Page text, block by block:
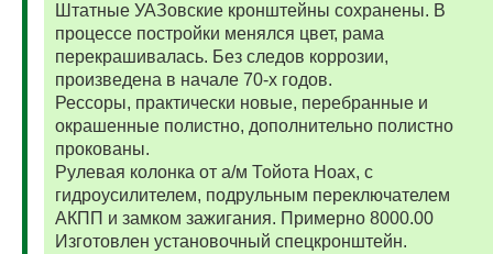
Штатные УАЗовские кронштейны сохранены. В
процессе постройки менялся цвет, рама
перекрашивалась. Без следов коррозии,
произведена в начале 70-х годов.
Рессоры, практически новые, перебранные и
окрашенные полистно, дополнительно полистно
прокованы.
Рулевая колонка от а/м Тойота Ноах, с
гидроусилителем, подрульным переключателем
АКПП и замком зажигания. Примерно 8000.00
Изготовлен установочный спецкронштейн.